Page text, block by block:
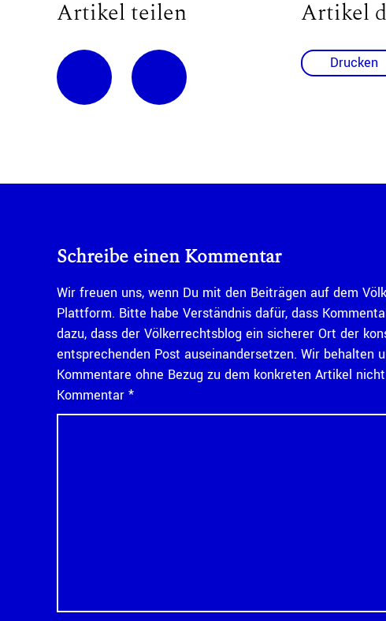
Artikel teilen Artikel
Drucken
Schreibe einen Kommentar
Wir freuen uns, wenn Du mit den Beiträgen auf dem
Plattform. Bitte habe Verständnis dafür, dass
dazu, dass der Völkerrechtsblog ein sicherer Ort der
entsprechenden Post auseinandersetzen. Wir behalten
Kommentare ohne Bezug zu dem konkreten Artikel
Kommentar *